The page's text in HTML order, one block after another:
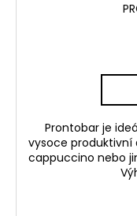
Prontobar je
vysoce produktivní
cappuccino nebo